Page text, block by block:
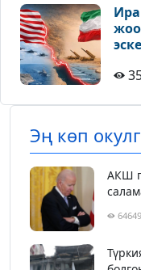
Эң көп
АКШ